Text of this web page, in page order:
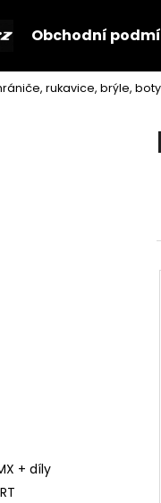
Obchodní
rukavice, brýle, boty
+ díly